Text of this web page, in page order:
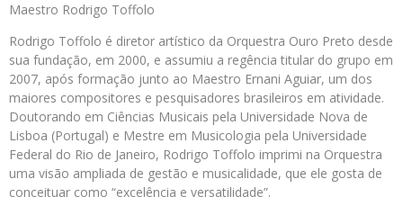
Maestro Rodrigo Toffolo
Rodrigo Toffolo é diretor artístico da Orquestra Ouro Preto desde
sua fundação, em 2000, e assumiu a regência titular do grupo em
2007, após formação junto ao Maestro Ernani Aguiar, um dos
maiores compositores e pesquisadores brasileiros em atividade.
Doutorando em Ciências Musicais pela Universidade Nova de
Lisboa (Portugal) e Mestre em Musicologia pela Universidade
Federal do Rio de Janeiro, Rodrigo Toffolo imprimi na Orquestra
uma visão ampliada de gestão e musicalidade, que ele gosta de
conceituar como “excelência e versatilidade”.